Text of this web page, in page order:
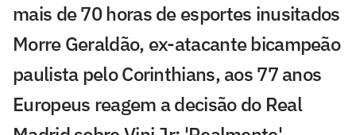
mais de 70 horas de esportes inusitados
Morre Geraldão, ex-atacante bicampeão
paulista pelo Corinthians, aos 77 anos
Europeus reagem a decisão do Real